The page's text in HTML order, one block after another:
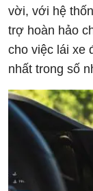
vời, với hệ
trợ hoàn hảo
cho việc lái xe
nhất trong số